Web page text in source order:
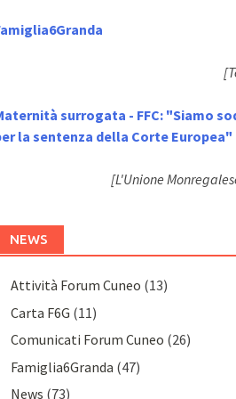
surrogata - FFC: "Siamo
la sentenza della Corte Europea"
[L'Unione
NEWS
Attività Forum Cuneo (13)
Carta F6G (11)
Comunicati Forum Cuneo (26)
Famiglia6Granda (47)
News (73)